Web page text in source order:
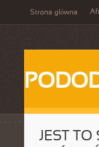
Strona główna
JEST